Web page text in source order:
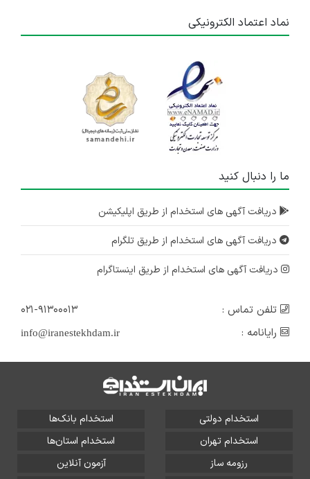
نماد اعتماد الکترونیکی
ما را دنبال کنید
دریافت آگهی های استخدام از طریق اپلیکیشن
دریافت آگهی های استخدام از طریق تلگرام
دریافت آگهی های استخدام از طریق اینستاگرام
تلفن تماس :
۰۲۱-۹۱۳۰۰۰۱۳
رایانامه :
info@iranestekhdam.ir
استخدام دولتی
استخدام بانک‌ها
استخدام تهران
استخدام استان‌ها
رزومه ساز
آزمون آنلاین